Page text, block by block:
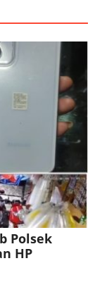
Polsek
HP